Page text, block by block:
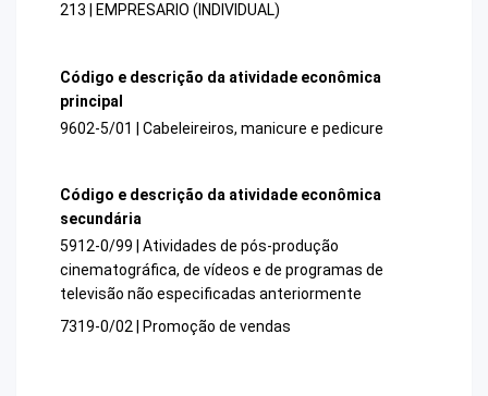
213 | EMPRESARIO (INDIVIDUAL)
Código e descrição da atividade econômica
principal
9602-5/01 | Cabeleireiros, manicure e pedicure
Código e descrição da atividade econômica
secundária
5912-0/99 | Atividades de pós-produção
cinematográfica, de vídeos e de programas de
televisão não especificadas anteriormente
7319-0/02 | Promoção de vendas